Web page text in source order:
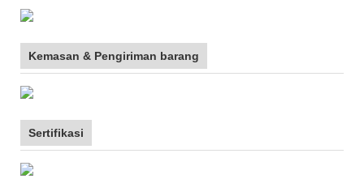
Kemasan & Pengiriman barang
Sertifikasi